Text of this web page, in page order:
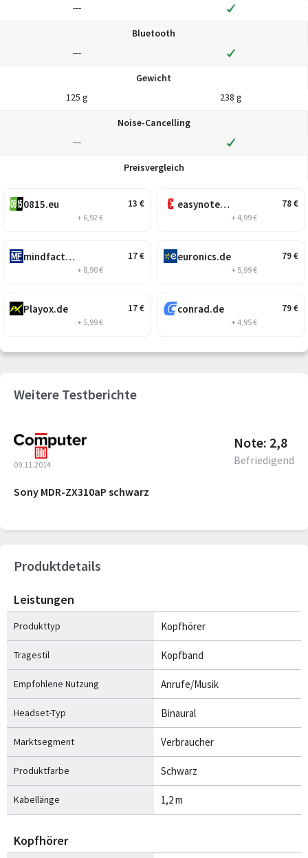
---
Bluetooth
---
Gewicht
125 g
238 g
Noise-Cancelling
---
Preisvergleich
13 €
0815.eu
+ 6,92 €
17€
mindfactory.de
+ 8,90 €
17€
Playox.de
+ 5,99 €
78€
easynotebooks.de
+ 4,99 €
79€
euronics.de
+ 5,99 €
79€
conrad.de
+ 4,95 €
Weitere Testberichte
09.11.2014
Note: 2,8
Befriedigend
Sony MDR-ZX310aP schwarz
Produktdetails
Leistungen
Produkttyp Kopfhörer
Tragestil Kopfband
Empfohlene Nutzung Anrufe/Musik
Headset-Typ Binaural
Marktsegment Verbraucher
Produktfarbe Schwarz
Kabellänge 1,2 m
Kopfhörer